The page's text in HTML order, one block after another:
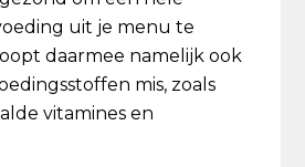
uit je menu te
daarmee namelijk ook
mis, zoals
vitamines en